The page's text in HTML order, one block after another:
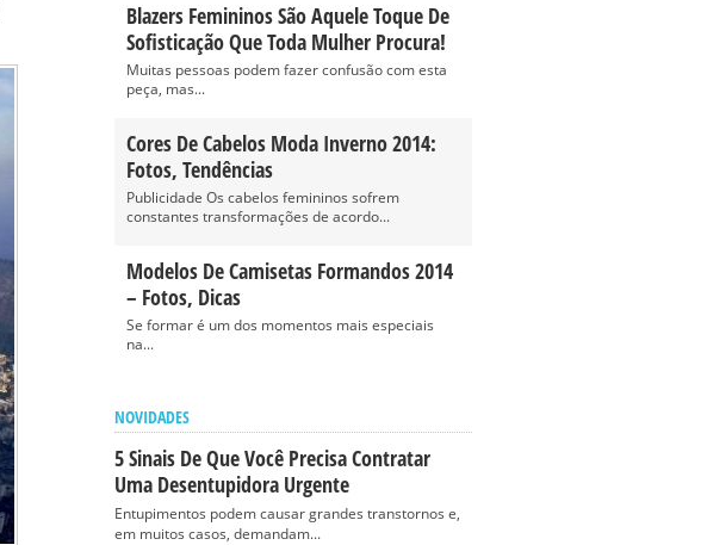
Blazers Femininos São Aquele Toque De
Sofisticação Que Toda Mulher Procura!
Muitas pessoas podem fazer confusão com esta
peça, mas...
Cores De Cabelos Moda Inverno 2014:
Fotos, Tendências
Publicidade Os cabelos femininos sofrem
constantes transformações de acordo...
Modelos De Camisetas Formandos 2014
– Fotos, Dicas
Se formar é um dos momentos mais especiais
na...
NOVIDADES
5 Sinais De Que Você Precisa Contratar
Uma Desentupidora Urgente
Entupimentos podem causar grandes transtornos e,
em muitos casos, demandam...